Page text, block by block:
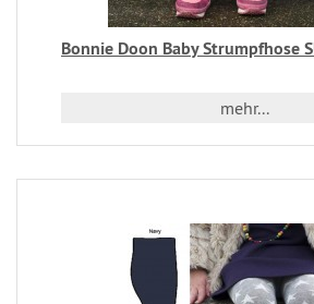
Bonnie Doon Baby Strumpfhose
mehr...